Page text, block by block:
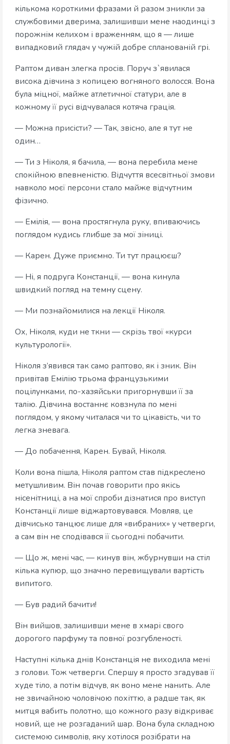
кількома короткими фразами й разом зникли за
службовими дверима, залишивши мене наодинці з
порожнім келихом і враженням, що я — лише
випадковий глядач у чужій добре спланованій грі.
Раптом диван злегка просів. Поруч з`явилася
висока дівчина з копицею вогняного волосся. Вона
була міцної, майже атлетичної статури, але в
кожному її русі відчувалася котяча грація.
— Можна присісти? — Так, звісно, але я тут не
один…
— Ти з Ніколя, я бачила, — вона перебила мене
спокійною впевненістю. Відчуття всесвітньої змови
навколо моєї персони стало майже відчутним
фізично.
— Емілія, — вона простягнула руку, впиваючись
поглядом кудись глибше за мої зіниці.
— Карен. Дуже приємно. Ти тут працюєш?
— Ні, я подруга Констанції, — вона кинула
швидкий погляд на темну сцену.
— Ми познайомилися на лекції Ніколя.
Ох, Ніколя, куди не ткни — скрізь твої «курси
культурології».
Ніколя з’явився так само раптово, як і зник. Він
привітав Емілію трьома французькими
поцілунками, по-хазяйськи пригорнувши її за
талію. Дівчина востаннє ковзнула по мені
поглядом, у якому читалася чи то цікавість, чи то
легка зневага.
— До побачення, Карен. Бувай, Ніколя.
Коли вона пішла, Ніколя раптом став підкреслено
метушливим. Він почав говорити про якісь
нісенітниці, а на мої спроби дізнатися про виступ
Констанції лише віджартовувався. Мовляв, це
дівчисько танцює лише для «вибраних» у четверги,
а сам він не сподівався її сьогодні побачити.
— Що ж, мені час, — кинув він, жбурнувши на стіл
кілька купюр, що значно перевищували вартість
випитого.
— Був радий бачити!
Він вийшов, залишивши мене в хмарі свого
дорогого парфуму та повної розгубленості.
Наступні кілька днів Констанція не виходила мені
з голови. Тож четверги. Спершу я просто згадував її
худе тіло, а потім відчув, як воно мене нанить. Але
не звичайною чоловічою похіттю, а радше так, як
митця вабить полотно, що кожного разу відкриває
новий, ще не розгаданий шар. Вона була складною
системою символів, яку хотілося розібрати на